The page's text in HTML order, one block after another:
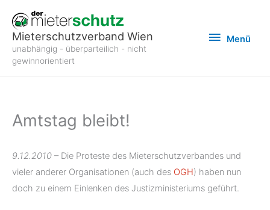
Inhalt
springen
Mieterschutzverband Wien
unabhängig - überparteilich - nicht
gewinnorientiert
Menü
Menü
Amtstag bleibt!
9.12.2010 – Die Proteste des Mieterschutzverbandes und
vieler anderer Organisationen (auch des OGH) haben nun
doch zu einem Einlenken des Justizministeriums geführt.